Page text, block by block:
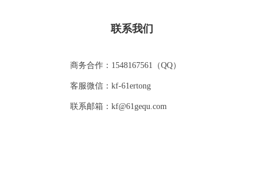
联系我们
商务合作：1548167561（QQ）
客服微信：kf-61ertong
联系邮箱：kf@61gequ.com